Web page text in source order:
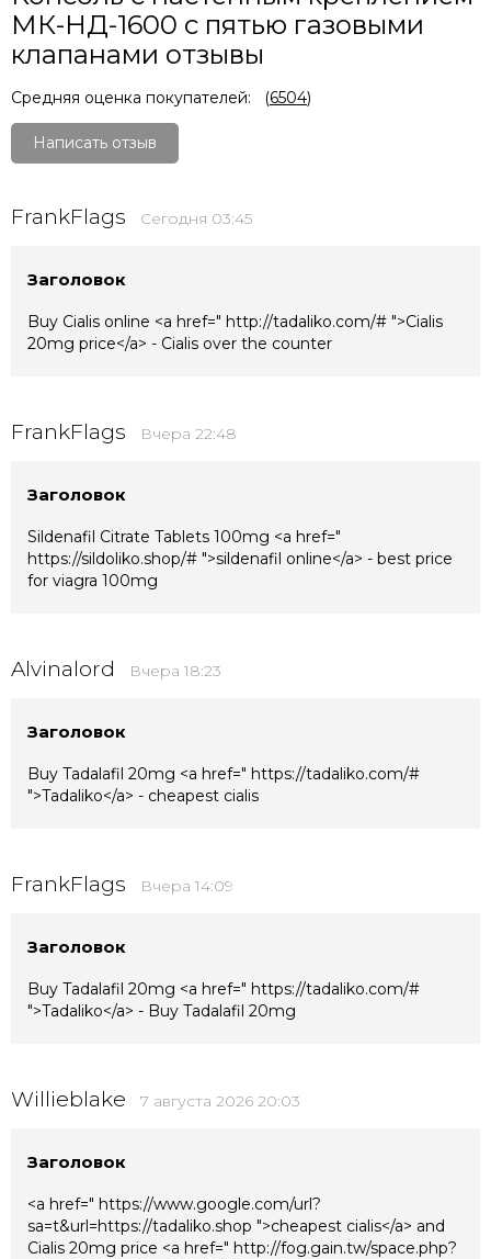
МК-НД-1600 с пятью газовыми
клапанами отзывы
Средняя оценка покупателей: (6504)
Написать отзыв
FrankFlags Сегодня 03:45
Заголовок
Buy Cialis online <a href=" http://tadaliko.com/# ">Cialis
20mg price</a> - Cialis over the counter
FrankFlags Вчера 22:48
Заголовок
Sildenafil Citrate Tablets 100mg <a href="
https://sildoliko.shop/# ">sildenafil online</a> - best price
for viagra 100mg
Alvinalord Вчера 18:23
Заголовок
Buy Tadalafil 20mg <a href=" https://tadaliko.com/#
">Tadaliko</a> - cheapest cialis
FrankFlags Вчера 14:09
Заголовок
Buy Tadalafil 20mg <a href=" https://tadaliko.com/#
">Tadaliko</a> - Buy Tadalafil 20mg
Willieblake 7 августа 2026 20:03
Заголовок
<a href=" https://www.google.com/url?
sa=t&url=https://tadaliko.shop ">cheapest cialis</a> and
Cialis 20mg price <a href=" http://fog.gain.tw/space.php?